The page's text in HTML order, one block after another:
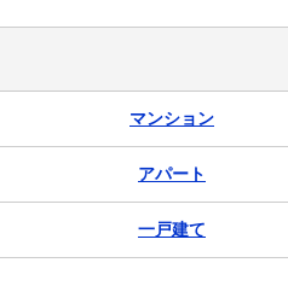
マンション
アパート
一戸建て